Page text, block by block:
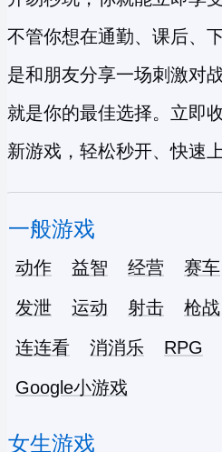
不管你想在通勤、课后、
是和朋友分享一场刺激对
就是你的最佳选择。立即
新游戏，轻松秒开、快速上
一般游戏
动作 益智 经营 赛车
发泄
运动 射击 枪战
连连看
消消乐 RPG
Google小游戏
女生游戏